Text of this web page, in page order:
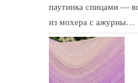
паутинка спицами —
из мохера с ажурны…